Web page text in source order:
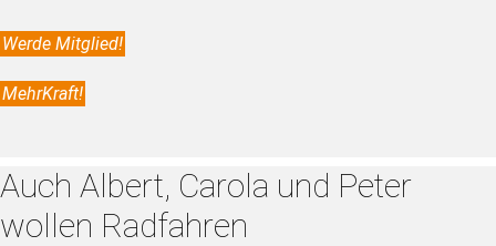
Werde Mitglied!
MehrKraft!
Auch Albert, Carola und Peter
wollen Radfahren